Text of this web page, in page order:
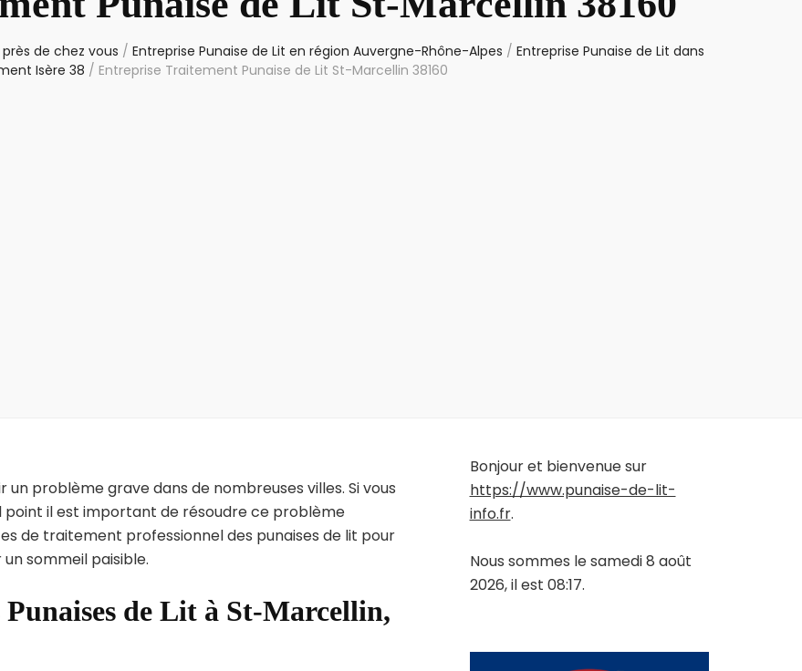
de chez vous / Entreprise Punaise de Lit en région Auvergne-Rhône-Alpes / Entreprise Punaise de Lit dans
Isère 38 / Entreprise Traitement Punaise de Lit St-Marcellin 38160
problème grave dans de nombreuses villes. Si vous
point il est important de résoudre ce problème
de traitement professionnel des punaises de lit pour
sommeil paisible.
Punaises de Lit à St-Marcellin,
Bonjour et bienvenue sur
https://www.punaise-de-lit-
info.fr.
Nous sommes le samedi 8 août
2026, il est 08:17.